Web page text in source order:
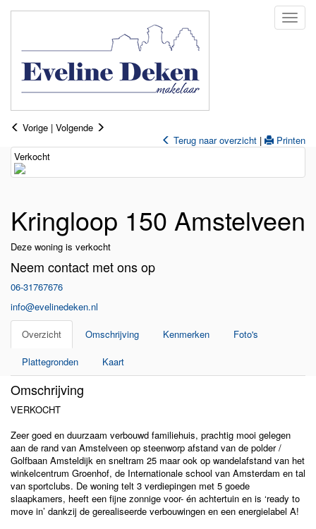
Vorige | Volgende
Terug naar overzicht |
Printen
Verkocht
Kringloop 150 Amstelveen
Deze woning is verkocht
Neem contact met ons op
06-31767676
info@evelinedeken.nl
Overzicht Omschrijving Kenmerken Foto's
Plattegronden Kaart
Omschrijving
VERKOCHT
Zeer goed en duurzaam verbouwd familiehuis, prachtig mooi gelegen
aan de rand van Amstelveen op steenworp afstand van de polder /
Golfbaan Amsteldijk en sneltram 25 maar ook op wandelafstand van het
winkelcentrum Groenhof, de Internationale school van Amsterdam en tal
van sportclubs. De woning telt 3 verdiepingen met 5 goede
slaapkamers, heeft een fijne zonnige voor- én achtertuin en is ‘ready to
move in’ dankzij de gerealiseerde verbouwingen en een energielabel A!